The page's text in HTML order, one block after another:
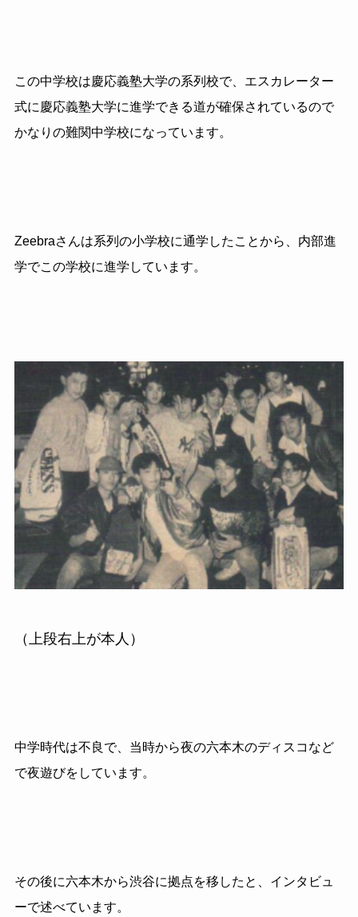
この中学校は慶応義塾大学の系列校で、エスカレーター
式に慶応義塾大学に進学できる道が確保されているので
かなりの難関中学校になっています。
Zeebraさんは系列の小学校に通学したことから、内部進
学でこの学校に進学しています。
（上段右上が本人）
中学時代は不良で、当時から夜の六本木のディスコなど
で夜遊びをしています。
その後に六本木から渋谷に拠点を移したと、インタビュ
ーで述べています。